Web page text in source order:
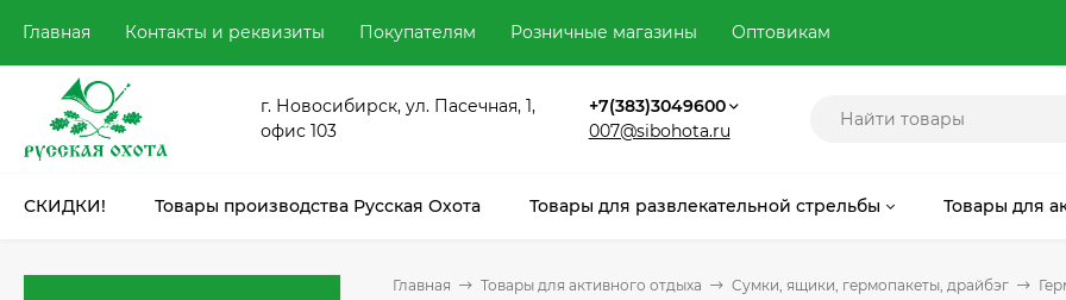
Главная Контакты и реквизиты Покупателям Розничные магазины Оптовикам
г. Новосибирск, ул. Пасечная, 1,
офис 103
+7(383)3049600
007@sibohota.ru
СКИДКИ! Товары производства Русская Охота Товары для развлекательной стрельбы Товары для
Главная Товары для активного отдыха Cумки, ящики, гермопакеты, драйбэг